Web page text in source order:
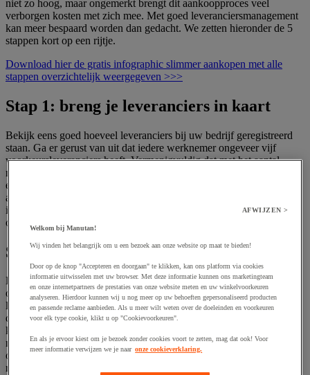
niet zo hoog, maar ongemerkt brengt dit aankoopproces veel
verborgen kosten met zich mee. Met goed leveranciersmanagement
kan meer bespaard worden dan gedacht. We zetten hieronder de 5
stappen kort op een rijtje.
Download hier de gratis infographic slimmer aankopen met alle
stappen overzichtelijk weergegeven >>>
Stap 1: breng je leveranciers in kaart
Bekijk eens goed hoeveel leveranciers bij uw bedrijf geregistreerd
staan. Ga er gerust van uit dat iedere werknemer ongeveer vijf
voorkeursleveranciers heeft. Vermenigvuldig dat met het aantal
medewerkers dat zelf bestelt, en u komt op een enorm aantal uit. En
elke leverancier vraagt uw aandacht. Aandacht, die zich vertaalt in
activiteiten zoals het onderhouden van de artikel- en bestelgegevens
in uw systemen, de prijs- en leveringsafspraken plus het
onderhouden van de relatie.
Stap 2: verkort de lijst met leveranciers
Het terugbrengen van het aantal leveranciers kan een enorme winst
opleveren, maar is geen eenvoudige opgave. Bepaal eerst bij welke
leveranciers maar een klein aantal producten wordt besteld en haal
die uit het aanbod. Motiveer uw handelwijze, maak duidelijke
keuzes, maar zorg dat er nog wel wat te kiezen is voor de
medewerkers. Als u kiest voor een grote leverancier, laat die dan
ook, zeker in het begin, volop investeren in het opbouwen van de
relatie met uw werknemers.
AFWIJZEN >
Welkom bij Manutan!
Wij vinden het belangrijk om u een bezoek aan onze website op maat te bieden!
Door op de knop "Accepteren en doorgaan" te klikken, kan ons platform via cookies
informatie uitwisselen met uw browser. Met deze informatie kunnen ons marketingteam
en onze internetpartners de prestaties van onze website meten en uw winkelvoorkeuren
analyseren. Hierdoor kunnen wij u nog meer op uw behoeften gepersonaliseerd producten
en passende reclame aanbieden. Als u meer wilt weten over de doeleinden en voorkeuren
voor elk type cookie, klikt u op "Cookievoorkeuren".
En als je ervoor kiest om je bezoek zonder cookies voort te zetten, mag dat ook! Voor
meer informatie verwijzen we je naar onze cookieverklaring.